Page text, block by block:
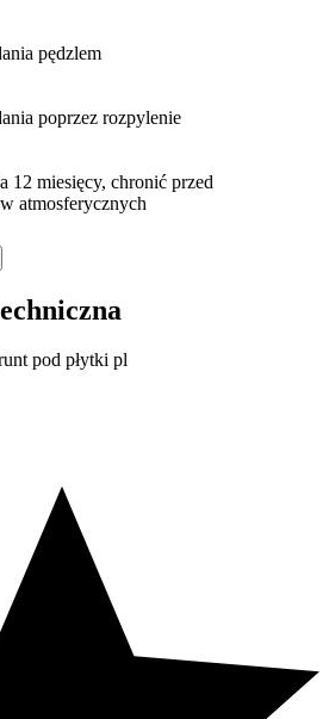
pędzlem
poprzez rozpylenie
12 miesięcy, chronić przed
atmosferycznych
pod płytki pl